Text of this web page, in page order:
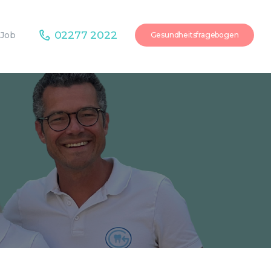
Job 02277 2022 Gesundheitsfragebogen